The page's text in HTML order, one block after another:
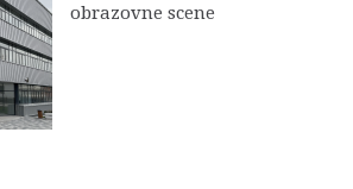
obrazovne scene